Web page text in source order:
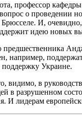
профессор
о
И,
идею новых
например,
Украине.
видимо, в
в разрушенном
лидерам